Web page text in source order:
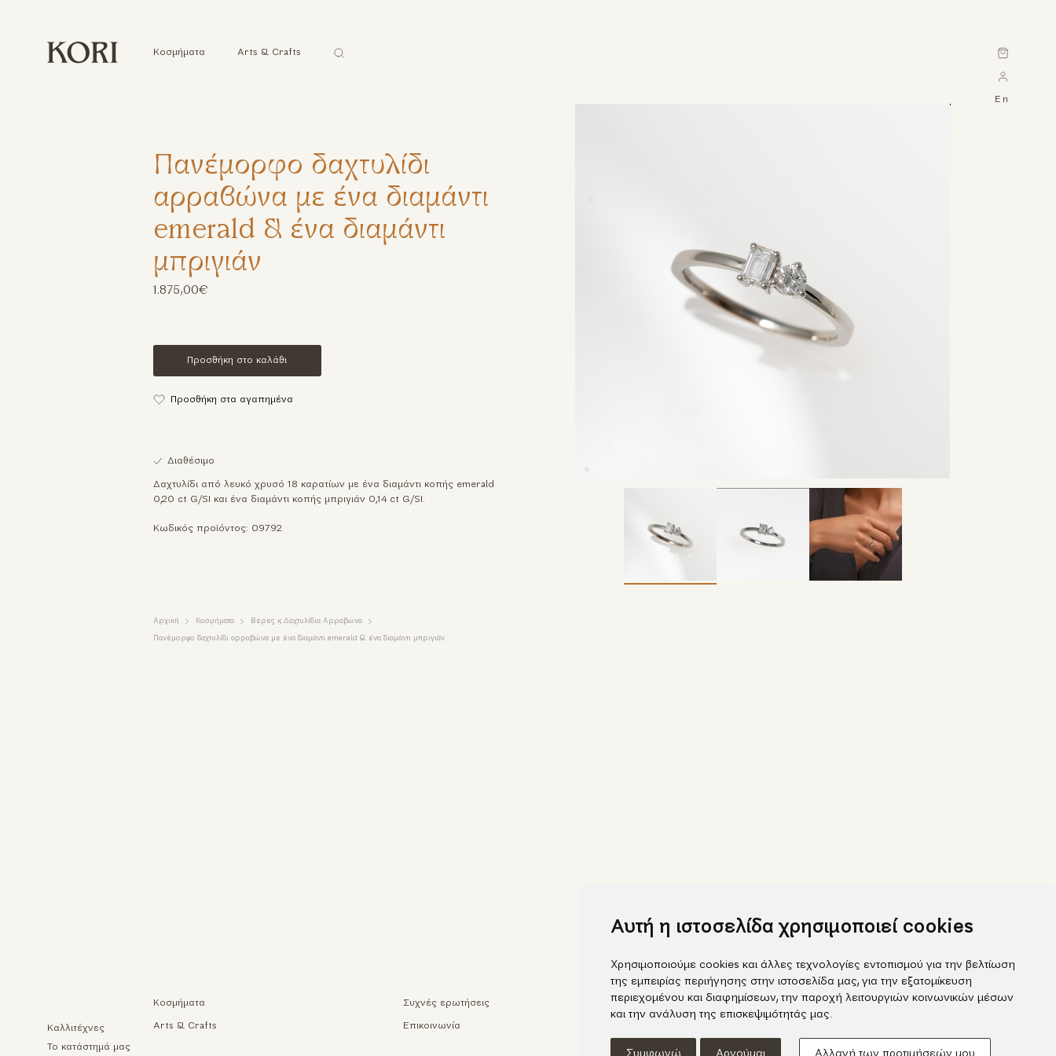
Αυτή η ιστοσελίδα χρησιμοποιεί cookies
Χρησιμοποιούμε cookies και άλλες τεχνολογίες εντοπισμού για την βελτίωση
της εμπειρίας περιήγησης στην ιστοσελίδα μας, για την εξατομίκευση
περιεχομένου και διαφημίσεων, την παροχή λειτουργιών κοινωνικών μέσων
και την ανάλυση της επισκεψιμότητάς μας.
Cart
En
Καλλιτέχνες
Το κατάστημά μας
Κοσμήματα Arts & Crafts
Αναζήτηση
Πανέμορφο δαχτυλίδι
αρραβώνα με ένα διαμάντι
emerald & ένα διαμάντι
μπριγιάν
1.875,00€
Προσθήκη στο καλάθι
Προσθήκη στα αγαπημένα
Διαθέσιμο
Δαχτυλίδι από λευκό χρυσό 18 καρατίων με ένα διαμάντι κοπής emerald
0,20 ct G/SI και ένα διαμάντι κοπής μπριγιάν 0,14 ct G/SI.
Κωδικός προϊόντος: 09792
Αρχική Κοσμήματα Βέρες & Δαχτυλίδια Αρραβώνα
Πανέμορφο δαχτυλίδι αρραβώνα με ένα διαμάντι emerald & ένα διαμάντι μπριγιάν
Κοσμήματα
Arts & Crafts
Συχνές ερωτήσεις
Επικοινωνία
Facebook